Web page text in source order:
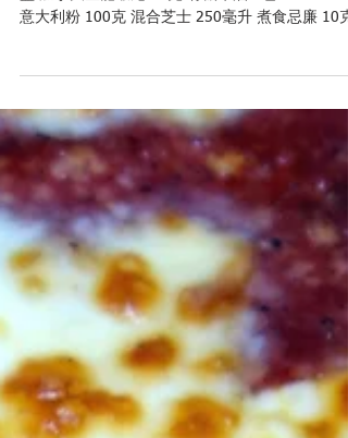
盒 加拿大生龍蝦尾 20克 有機牛油 1包 Jamie
意大利粉 100克 混合芝士 250毫升 煮食忌廉 10克
巴馬臣芝士, 切碎 鹽適量 步驟​ 燒一大鍋滾水，將
蝦放進滾水內，或以蒸的方式，以中大火煮...